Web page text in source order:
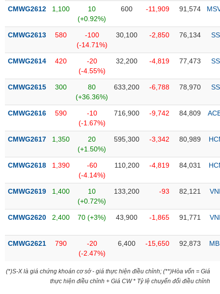
ETF
phiếu
tiết
quan
dịch
chính
tích
thuật
sơ
doanh
Tin
kiện
CMWG2612 1,100
10
(+0.92%)
600 -11,909 91,574
CMWG2613 580
-100
(-14.71%)
30,100 -2,850 76,134
CMWG2614 420
-20
(-4.55%)
32,200 -4,819 77,473
CMWG2615 300
80
(+36.36%)
633,200 -6,788 78,970
CMWG2616 590
-10
(-1.67%)
716,900 -9,742 84,809
CMWG2617 1,350
20
(+1.50%)
595,300 -3,342 80,989
CMWG2618 1,390
-60
(-4.14%)
110,200 -4,819 84,031
CMWG2619 1,400
10
(+0.72%)
133,200 -93 82,121
CMWG2620 2,400 70 (+3%) 43,900 -1,865 91,771
CMWG2621 790
-20
(-2.47%)
6,400 -15,650 92,873
(*)S-X là giá chứng khoán cơ sở - giá thực hiện điều chỉnh; (**)Hòa vốn = Giá
thực hiện điều chỉnh + Giá CW * Tỷ lệ chuyển đổi điều chỉnh
MỚI
Ngành
(-)
VS-
SECTOR
VẬT
CÔNG